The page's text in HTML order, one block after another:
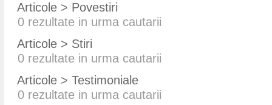
Articole > Povestiri
0 rezultate in urma cautarii
Articole > Stiri
0 rezultate in urma cautarii
Articole > Testimoniale
0 rezultate in urma cautarii